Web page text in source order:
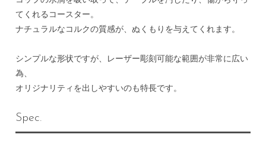
てくれるコースター。
ナチュラルなコルクの質感が、ぬくもりを与えてくれます。
シンプルな形状ですが、レーザー彫刻可能な範囲が非常に広い
為、
オリジナリティを出しやすいのも特長です。
Spec.